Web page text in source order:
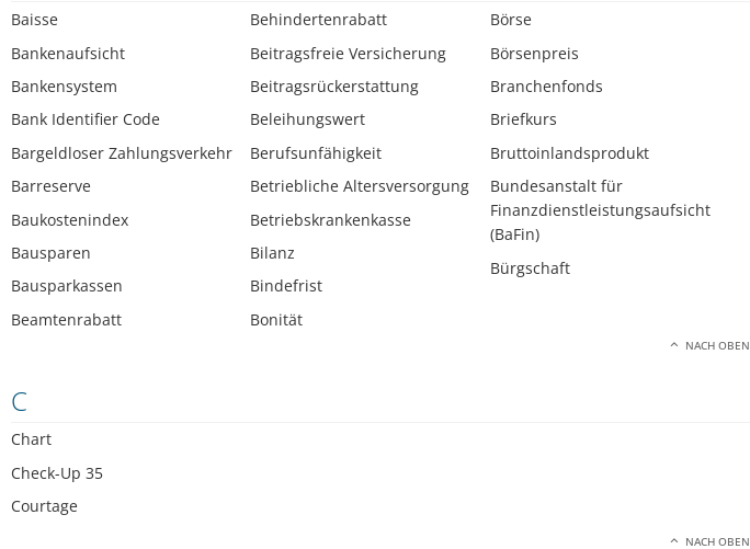
Baisse
Bankenaufsicht
Bankensystem
Bank Identifier Code
Bargeldloser Zahlungsverkehr
Barreserve
Baukostenindex
Bausparen
Bausparkassen
Beamtenrabatt
Behindertenrabatt
Beitragsfreie Versicherung
Beitragsrückerstattung
Beleihungswert
Berufsunfähigkeit
Betriebliche Altersversorgung
Betriebskrankenkasse
Bilanz
Bindefrist
Bonität
Börse
Börsenpreis
Branchenfonds
Briefkurs
Bruttoinlandsprodukt
Bundesanstalt für
Finanzdienstleistungsaufsicht
(BaFin)
Bürgschaft
NACH OBEN
C
Chart
Check-Up 35
Courtage
NACH OBEN